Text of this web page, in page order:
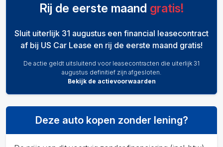
Rij de eerste maand gratis!
Sluit uiterlijk 31 augustus een financial leasecontract
af bij US Car Lease en rij de eerste maand gratis!
De actie geldt uitsluitend voor leasecontracten die uiterlijk 31
augustus definitief zijn afgesloten.
Bekijk de actievoorwaarden
Deze auto kopen zonder lening?